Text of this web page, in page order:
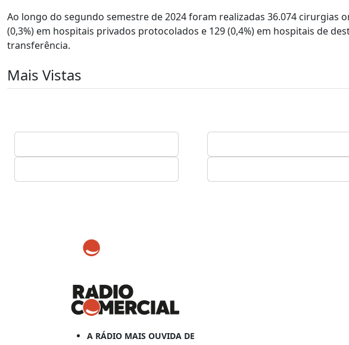
Ao longo do segundo semestre de 2024 foram realizadas 36.074 cirurgias
(0,3%) em hospitais privados protocolados e 129 (0,4%) em hospitais de
transferência.
Mais Vistas
A RÁDIO MAIS OUVIDA DE